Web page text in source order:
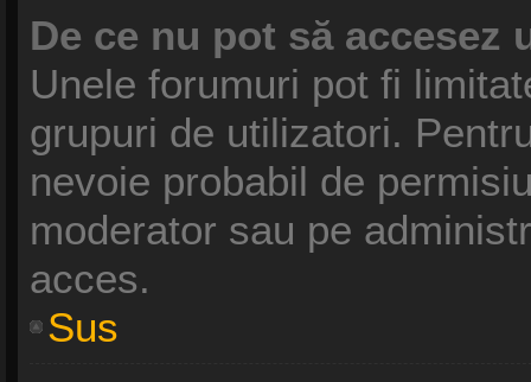
De ce nu pot să accesez
Unele forumuri pot fi
grupuri de utilizatori.
nevoie probabil de
moderator sau pe
acces.
Sus